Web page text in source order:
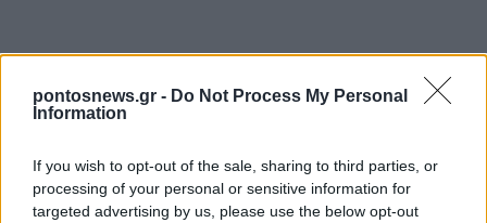
pontosnews.gr - Do Not Process My Personal
Information
If you wish to opt-out of the sale, sharing to third parties, or
processing of your personal or sensitive information for
targeted advertising by us, please use the below opt-out